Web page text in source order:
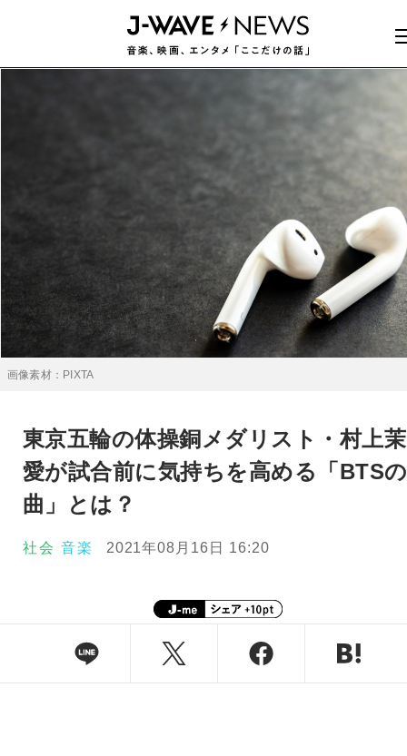
画像素材：PIXTA
東京五輪の体操銅メダリスト・村上茉
愛が試合前に気持ちを高める「BTSの
曲」とは？
社会 音楽 2021年08月16日 16:20